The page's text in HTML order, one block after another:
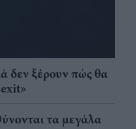
δεν ξέρουν πώς θα
τα μεγάλα